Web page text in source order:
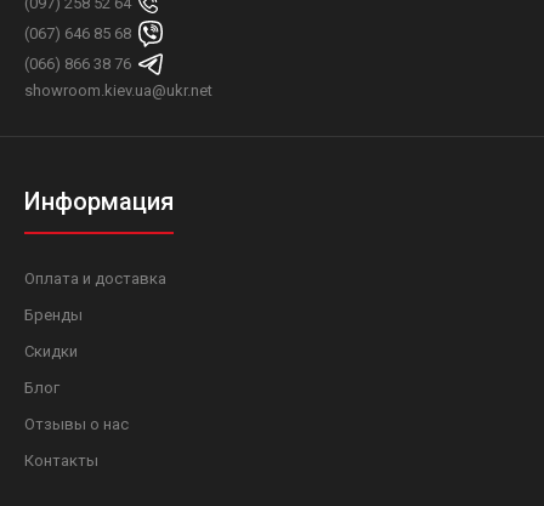
(067) 646 85 68
(066) 866 38 76
showroom.kiev.ua@ukr.net
Информация
Оплата и доставка
Бренды
Скидки
Блог
Отзывы о нас
Контакты